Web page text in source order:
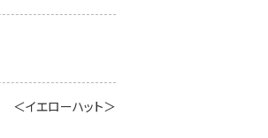
＜イエローハット＞